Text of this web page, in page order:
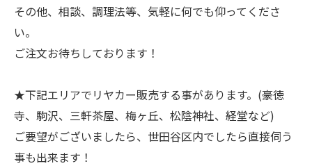
その他、相談、調理法等、気軽に何でも仰ってくださ
い。
ご注文お待ちしております！
★下記エリアでリヤカー販売する事があります。(豪徳
寺、駒沢、三軒茶屋、梅ヶ丘、松陰神社、経堂など)
ご要望がございましたら、世田谷区内でしたら直接伺う
事も出来ます！